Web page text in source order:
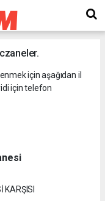
için aşağıdan il
için telefon
KARŞISI